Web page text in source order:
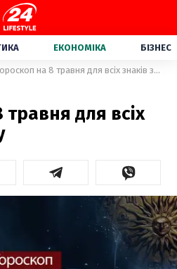
ЕКОНОМІКА БІЗНЕС
Гороскоп на 8 травня для всіх знаків зодіаку
для всіх